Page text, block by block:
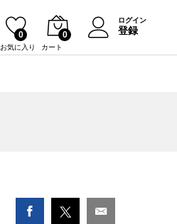
お気に入り
0
カート
0
ログイン
登録